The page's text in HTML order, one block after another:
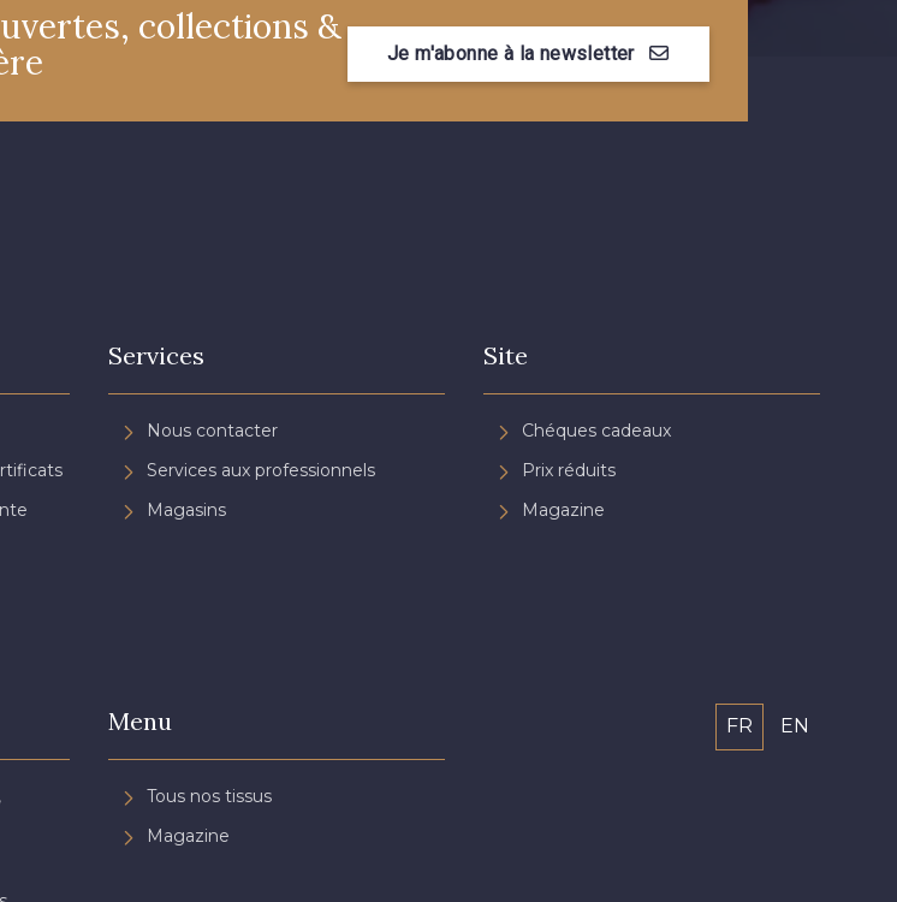
collections &
Je m'abonne à la newsletter
Services
Nous contacter
Services aux professionnels
Magasins
Site
Chéques cadeaux
Prix réduits
Magazine
Menu
Tous nos tissus
Magazine
FR EN